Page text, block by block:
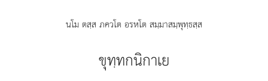
นโม ตสฺส ภควโต อรหโต สมฺมาสมฺพุทฺธสฺส
ขุทฺทกนิกาเย